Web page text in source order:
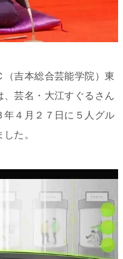
吉本総合芸能学院）東
芸名・ 大江すぐるさん
４月２７日に５人グル
た。